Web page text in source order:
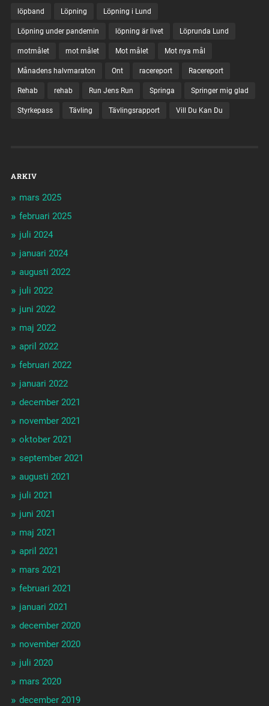
löpband Löpning Löpning i Lund
Löpning under pandemin löpning är livet Löprunda Lund
motmålet mot målet Mot målet Mot nya mål
Månadens halvmaraton Ont racereport Racereport
Rehab rehab Run Jens Run Springa Springer mig glad
Styrkepass Tävling Tävlingsrapport Vill Du Kan Du
ARKIV
mars 2025
februari 2025
juli 2024
januari 2024
augusti 2022
juli 2022
juni 2022
maj 2022
april 2022
februari 2022
januari 2022
december 2021
november 2021
oktober 2021
september 2021
augusti 2021
juli 2021
juni 2021
maj 2021
april 2021
mars 2021
februari 2021
januari 2021
december 2020
november 2020
juli 2020
mars 2020
december 2019